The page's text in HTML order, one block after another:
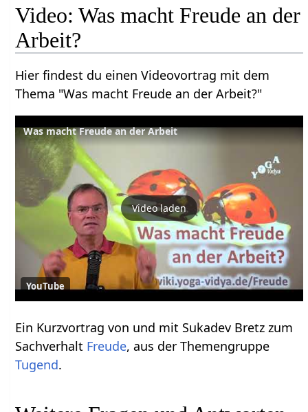
Video: Was macht Freude an der
Arbeit?
Hier findest du einen Videovortrag mit dem
Thema "Was macht Freude an der Arbeit?"
Was macht Freude an der Arbeit
Video laden
YouTube
Ein Kurzvortrag von und mit Sukadev Bretz zum
Sachverhalt Freude, aus der Themengruppe
Tugend.